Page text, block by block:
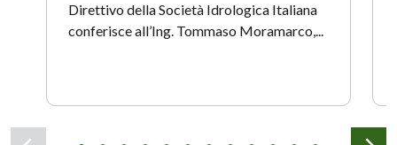
Direttivo della Società Idrologica Italiana
conferisce all’Ing. Tommaso Moramarco,...